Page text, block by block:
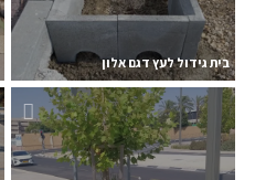
בית גידול לעץ דגם אלון